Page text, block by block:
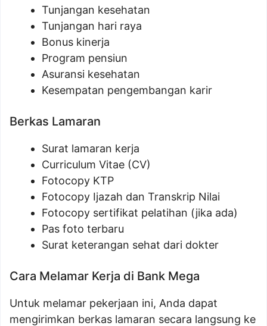
Tunjangan kesehatan
Tunjangan hari raya
Bonus kinerja
Program pensiun
Asuransi kesehatan
Kesempatan pengembangan karir
Berkas Lamaran
Surat lamaran kerja
Curriculum Vitae (CV)
Fotocopy KTP
Fotocopy Ijazah dan Transkrip Nilai
Fotocopy sertifikat pelatihan (jika ada)
Pas foto terbaru
Surat keterangan sehat dari dokter
Cara Melamar Kerja di Bank Mega
Untuk melamar pekerjaan ini, Anda dapat
mengirimkan berkas lamaran secara langsung ke